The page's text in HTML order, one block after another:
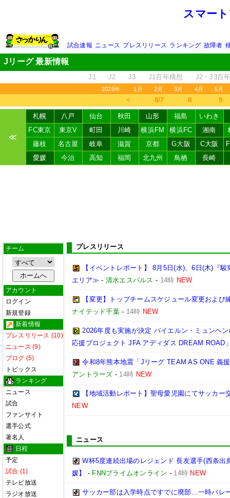
スマー
試合速報 ニュース プレスリリース ランキング 故障者
Jリーグ 最新情報
J1 J2 J3 J1百年構想 J2・J3百
2026年 1月 2月 3月 4月 5月
＜ 8/7 8 9
≪
札幌 八戸 仙台 秋田 山形 福島
いわき
FC東京
東京V 町田 川崎 横浜FM 横浜FC 湘南
藤枝
名古屋 岐阜 滋賀 京都 G大阪 C大阪
愛媛
今治 高知 福岡 北九州 鳥栖 長崎
チーム
アカウント
ログイン
新規登録
新着情報
プレスリリース (10)
ニュース (9)
ブログ (5)
トピックス
ランキング
ニュース
試合
ファンサイト
選手公式
著名人
日程
予定
試合 (1)
テレビ放送
ラジオ放送
プレスリリース
【イベントレポート】 8月5日(水)、6日(木)『
エリア≫ - 清水エスパルス - 14時 NEW
【変更】トップチームスケジュール変更およ
ナイテッド千葉- 14時 NEW
2026年度も実施が決定 バイエルン・ミュンヘ
応援プロジェクト JFA アディダス DREAM ROAD
令和8年熊本地震「Jリーグ TEAM AS ONE 義
アントラーズ - 14時 NEW
【地域活動レポート】聖母愛児園にてサッカー
NEW
ニュース
W杯5度連続出場のレジェンド 長友選手(西条
媛】
- FNNプライムオンライン - 14時 NEW
サッカー部は入学時点ですでに廃部…一時バレ